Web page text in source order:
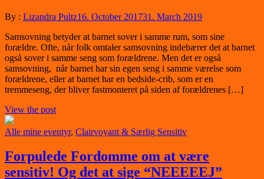
By : Lizandra Pultz16. October 201731. March 2019
Samsovning betyder at barnet sover i samme rum, som sine
forældre. Ofte, når folk omtaler samsovning indebærer det at barnet
også sover i samme seng som forældrene. Men det er også
samsovning, når barnet har sin egen seng i samme værelse som
forældrene, eller at barnet har en bedside-crib, som er en
tremmeseng, der bliver fastmonteret på siden af forældrenes […]
View the post
Alle mine eventyr, Clairvoyant & Særlig Sensitiv
Forpulede Fordomme om at være
sensitiv! Og det at sige “NEEEEEJ”